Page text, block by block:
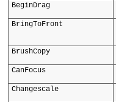
BeginDrag
BringToFront
BrushCopy
CanFocus
Changescale